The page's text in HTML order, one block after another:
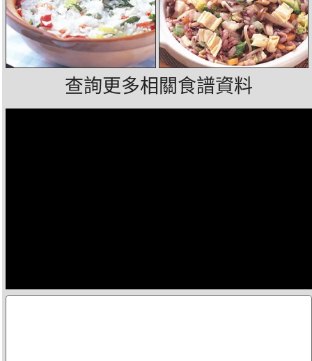
查詢更多相關食譜資料